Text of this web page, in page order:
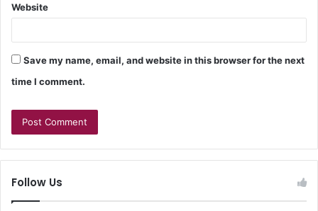
Website
Save my name, email, and website in this browser for the next
time I comment.
Follow Us